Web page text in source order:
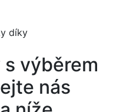
díky
výběrem
nás